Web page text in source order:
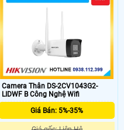
Camera Thân DS-2CV1043G2-
LIDWF B Công Nghệ Wifi
Giá Bán: 5%-35%